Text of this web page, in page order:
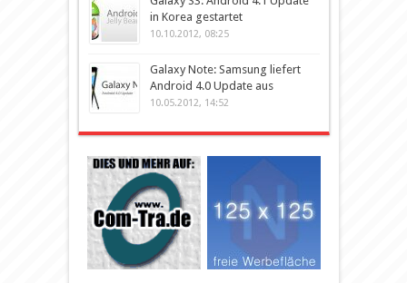
in Korea gestartet
10.10.2012, 08:25
Galaxy Note: Samsung liefert
Android 4.0 Update aus
10.05.2012, 14:52